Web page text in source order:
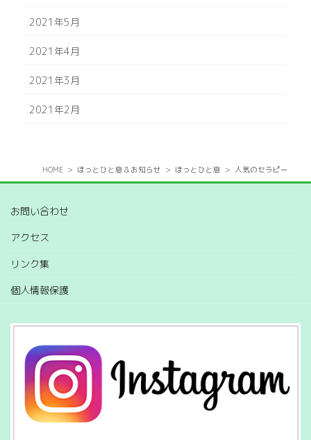
2021年5月
2021年4月
2021年3月
2021年2月
HOME ほっとひと息＆お知らせ ほっとひと息 人気のセラピー
お問い合わせ
アクセス
リンク集
個人情報保護